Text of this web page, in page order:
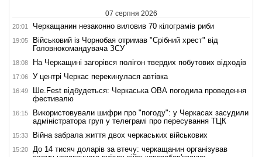
07 серпня 2026
20:01 Черкащанин незаконно виловив 70 кілограмів риби
19:05
Військовий із Чорнобая отримав "Срібний хрест" від
Головнокомандувача ЗСУ
18:08 На Черкащині загорівся полігон твердих побутових відходів
17:06 У центрі Черкас перекинулася автівка
16:49
Ше.Fest відбудеться: Черкаська ОВА погодила проведення
фестивалю
16:15
Використовували шифри про "погоду": у Черкасах засудили
адміністратора груп у телеграмі про пересування ТЦК
15:33 Війна забрала життя двох черкаських військових
15:20
До 14 тисяч доларів за втечу: черкащанин організував